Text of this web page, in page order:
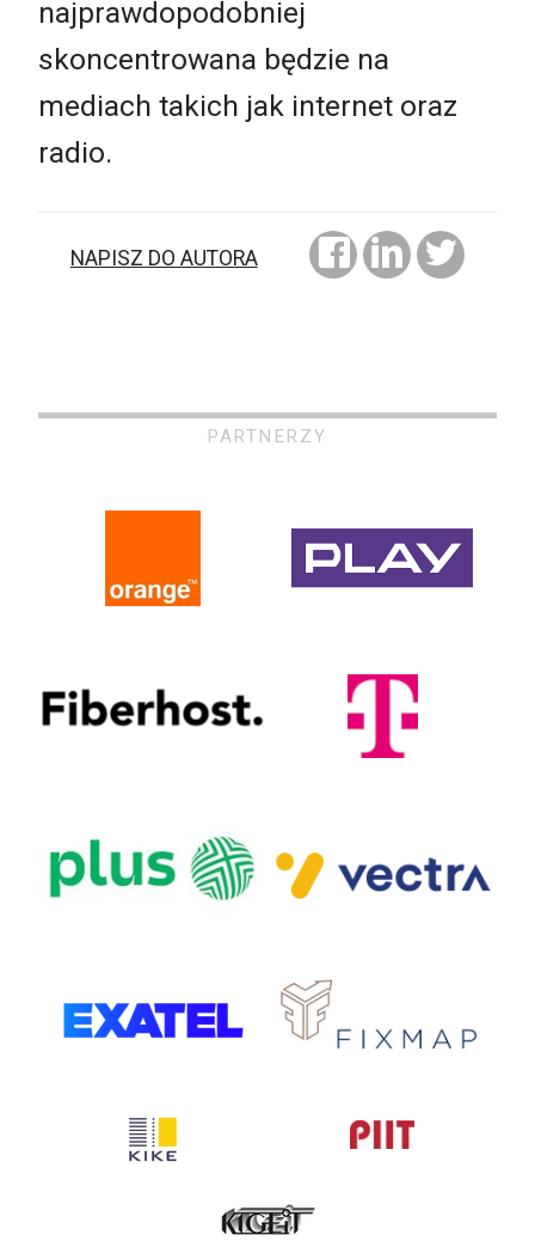
najprawdopodobniej
skoncentrowana będzie na
mediach takich jak internet oraz
radio.
NAPISZ DO AUTORA
PARTNERZY